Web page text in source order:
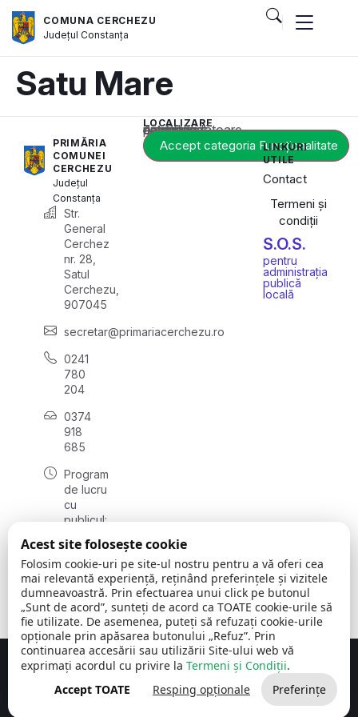
COMUNA CERCHEZU
JudețulConstanța
Satu Mare
PRIMĂRIA
COMUNEI
CERCHEZU
Județul
Constanța
Str.
General
Cerchez
nr. 28,
Satul
Cerchezu,
907045
secretar@primariacerchezu.ro
0241
780
204
0374
918
685
Program
de lucru
cu
publicul:
08:00 -
16:30
, vineri:
08:00 -
14:00
LOCALIZARE
Acest conținut este blocat până când acceptați categoria corespunzătoare de cookie-uri.
Accept categoria Funcționalitate
LINKURI
UTILE
Contact
Termeni și
condiții
S.O.S.
pentru
administrația
publică
locală
Comuna Cerchezu © 2026Toate drepturile rezervate
Concept realizat de Big Media Relații Publice SRL
Acest site folosește cookie
Folosim cookie-uri pe site-ul nostru pentru a vă oferi cea
mai relevantă experiență, reținând preferințele și vizitele
dumneavoastră. Prin efectuarea unui click pe butonul
„Sunt de acord”, sunteți de acord ca TOATE cookie-urile să
fie utilizate. De asemenea, puteți să refuzați cookie-urile
opționale prin apăsarea butonului „Refuz”. Prin
continuarea accesării sau utilizării Site-ului web vă
exprimați acordul cu privire la Termeni și Condiții.
Accept TOATE
Resping opționale Preferințe